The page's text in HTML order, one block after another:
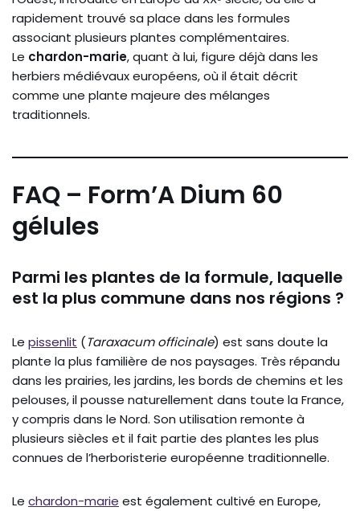
rapidement trouvé sa place dans les formules
associant plusieurs plantes complémentaires.
Le chardon-marie, quant à lui, figure déjà dans les
herbiers médiévaux européens, où il était décrit
comme une plante majeure des mélanges
traditionnels.
FAQ – Form’A Dium 60
gélules
Parmi les plantes de la formule, laquelle
est la plus commune dans nos régions ?
Le pissenlit (Taraxacum officinale) est sans doute la
plante la plus familière de nos paysages. Très répandu
dans les prairies, les jardins, les bords de chemins et les
pelouses, il pousse naturellement dans toute la France,
y compris dans le Nord. Son utilisation remonte à
plusieurs siècles et il fait partie des plantes les plus
connues de l’herboristerie européenne traditionnelle.
Le chardon-marie est également cultivé en Europe,